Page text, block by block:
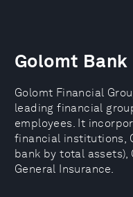
Golomt Bank
Golomt Financial
leading financial
employees. It
financial institutions,
bank by total
General Insurance.